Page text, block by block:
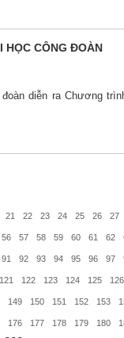
HỌC CÔNG ĐOÀN
diễn ra Chương
21 22 23 24 25 26 27
56 57 58 59 60 61 62
91 92 93 94 95 96 97
121 122 123 124 125 126
149 150 151 152 153
176 177 178 179 180